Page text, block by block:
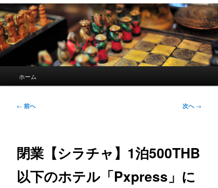
ホーム
投
ゲ
ー
ョ
ン
← 前へ 次へ→
閉業【シラチャ】1泊500THB
以下のホテル「Pxpress」に